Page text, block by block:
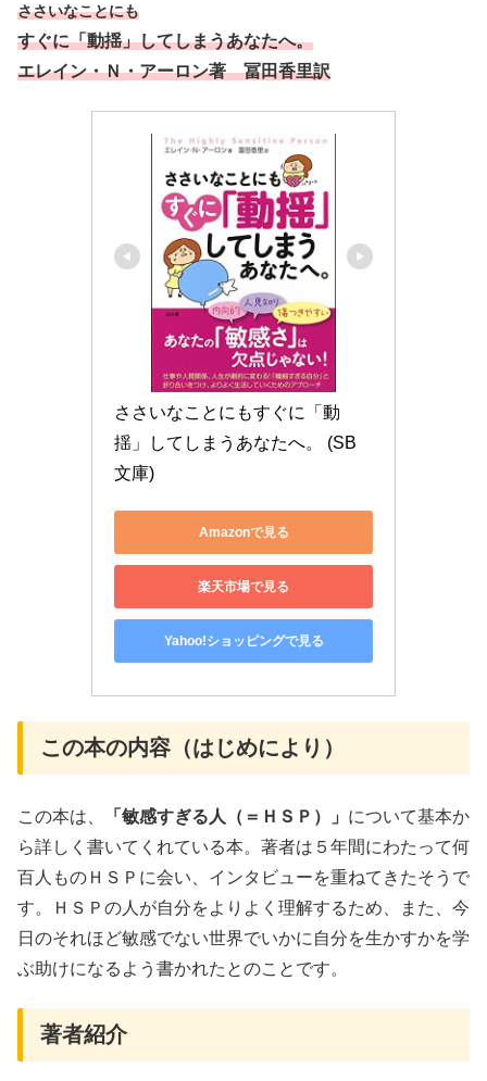
ささいなことにも
すぐに「動揺」してしまうあなたへ。
エレイン・Ｎ・アーロン著 冨田香里訳
ささいなことにもすぐに「動
揺」してしまうあなたへ。 (SB
文庫)
Amazonで見る
楽天市場で見る
Yahoo!ショッピングで見る
この本の内容（はじめにより）
この本は、 「敏感すぎる人（＝ＨＳＰ）」 について基本か
ら詳しく書いてくれている本。著者は５年間にわたって何
百人ものＨＳＰに会い、インタビューを重ねてきたそうで
す。ＨＳＰの人が自分をよりよく理解するため、また、今
日のそれほど敏感でない世界でいかに自分を生かすかを学
ぶ助けになるよう書かれたとのことです。
著者紹介